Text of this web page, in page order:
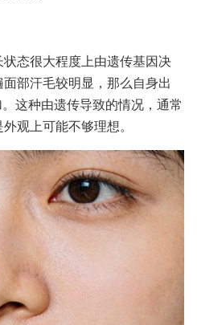
态很大程度上由遗传基因决
部汗毛较明显，那么自身出
这种由遗传导致的情况，通常
观上可能不够理想。